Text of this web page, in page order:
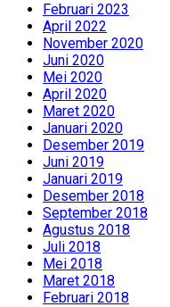
Februari 2023
April 2022
November 2020
Juni 2020
Mei 2020
April 2020
Maret 2020
Januari 2020
Desember 2019
Juni 2019
Januari 2019
Desember 2018
September 2018
Agustus 2018
Juli 2018
Mei 2018
Maret 2018
Februari 2018